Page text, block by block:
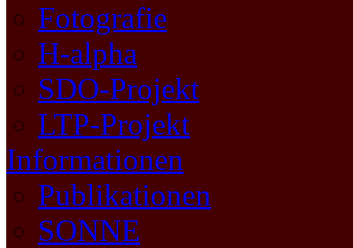
Fotografie
H-alpha
SDO-Projekt
LTP-Projekt
Informationen
Publikationen
SONNE